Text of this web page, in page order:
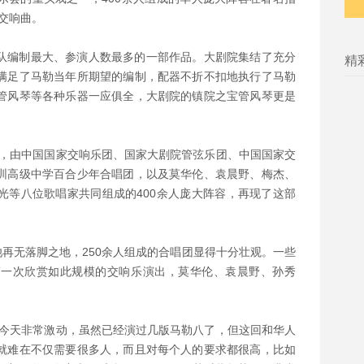
响曲。
编制最大、参演人数最多的一部作品。大剧院集结了充分
足了马勒当年所期望的编制，配器不折不扣地执行了马勒
风琴等各种乐器一应俱全，大剧院的镇院之宝管风琴更是
由中国国家交响乐团、国家大剧院管弦乐团、中国国家交
级中学百合少年合唱团，以及莫华伦、袁晨野、梅杰、
等八位歌唱家共同组成的400余人庞大阵容，再现了这部
无落脚之地，250余人组成的合唱团显得十分壮观。一些
次欣赏如此规模的交响乐演出，莫华伦、袁晨野、孙秀
天非常激动，虽然已经演过几版马勒八了，但这回和华人
难在不仅需要很多人，而且对每个人的要求都很高，比如
精